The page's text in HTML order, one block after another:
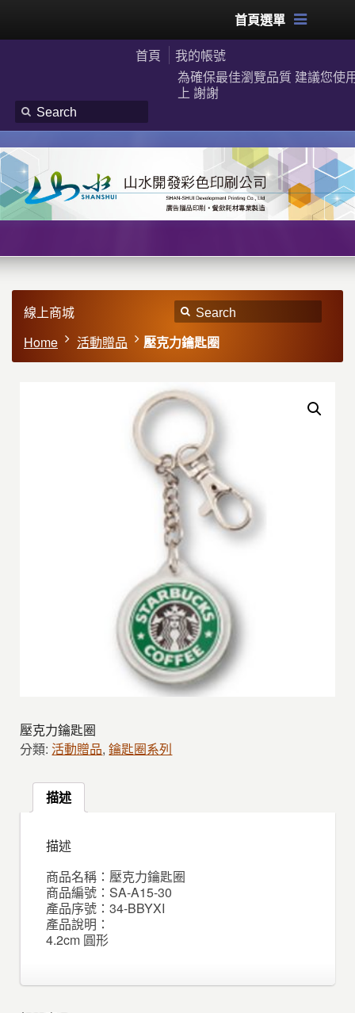
首頁選單
首頁
我的帳號
為確保最佳瀏覽品質 建議您使
上 謝謝
線上商城
Home
活動贈品 壓克力鑰匙圈
壓克力鑰匙圈
分類:活動贈品,鑰匙圈系列
描述
描述
商品名稱：壓克力鑰匙圈
商品編號：SA-A15-30
產品序號：34-BBYXI
產品說明：
4.2cm 圓形